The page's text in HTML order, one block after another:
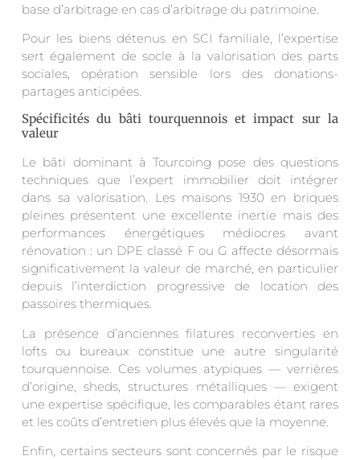
base d’arbitrage en cas d’arbitrage du patrimoine.
Pour les biens détenus en SCI familiale, l’expertise
sert également de socle à la valorisation des parts
sociales, opération sensible lors des donations-
partages anticipées.
Spécificités du bâti tourquennois et impact sur la
valeur
Le bâti dominant à Tourcoing pose des questions
techniques que l’expert immobilier doit intégrer
dans sa valorisation. Les maisons 1930 en briques
pleines présentent une excellente inertie mais des
performances énergétiques médiocres avant
rénovation : un DPE classé F ou G affecte désormais
significativement la valeur de marché, en particulier
depuis l’interdiction progressive de location des
passoires thermiques.
La présence d’anciennes filatures reconverties en
lofts ou bureaux constitue une autre singularité
tourquennoise. Ces volumes atypiques — verrières
d’origine, sheds, structures métalliques — exigent
une expertise spécifique, les comparables étant rares
et les coûts d’entretien plus élevés que la moyenne.
Enfin, certains secteurs sont concernés par le risque